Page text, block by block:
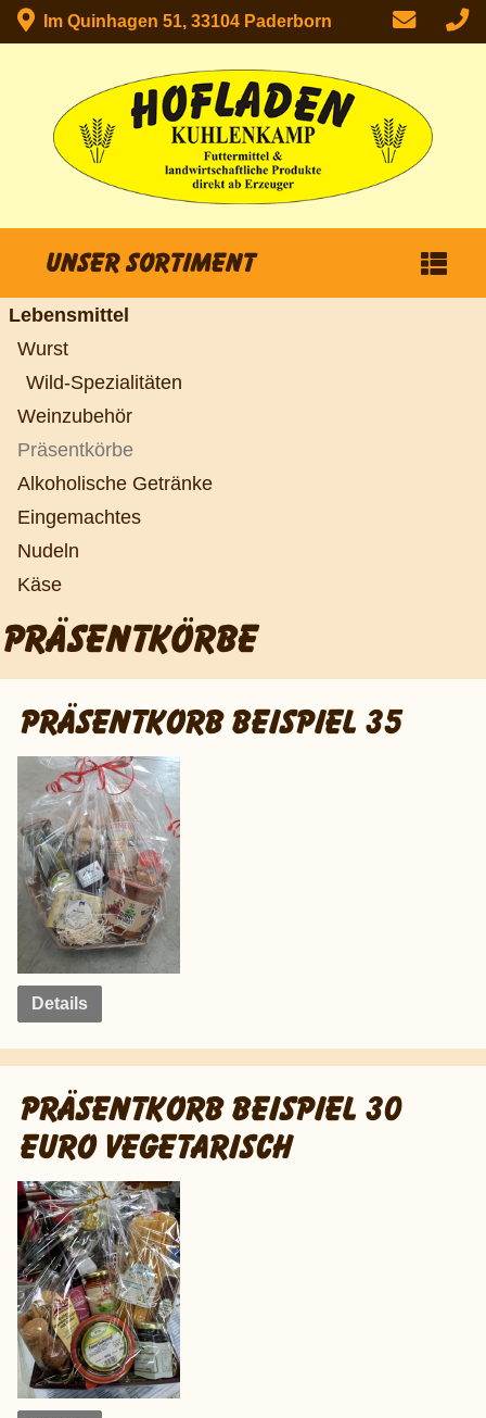
Im Quinhagen 51, 33104 Paderborn
Unser Sortiment
Lebensmittel
Wurst
Wild-Spezialitäten
Weinzubehör
Präsentkörbe
Alkoholische Getränke
Eingemachtes
Nudeln
Käse
PRÄSENTKÖRBE
PRÄSENTKORB BEISPIEL 35
Details
PRÄSENTKORB BEISPIEL 30
EURO VEGETARISCH